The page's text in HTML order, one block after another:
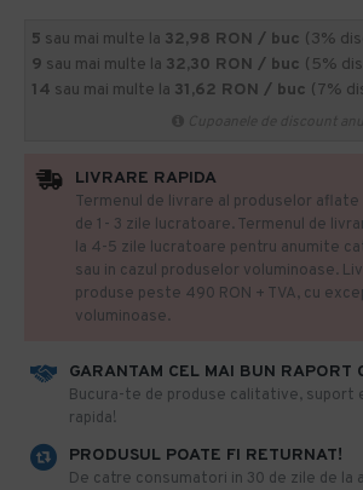
5 sau mai multe la 32,98 RON / buc (3%
9 sau mai multe la 32,30 RON / buc (5%
14 sau mai multe la 31,62 RON / buc (7%
GARANTAM CEL MAI BUN RAPORT
​Bucura-te de produse calitative, suport
rapida!
PRODUSUL POATE FI RETURNAT!
De catre consumatori in 30 de zile de la
LIVRARE RAPIDA
Termenul de livrare al produselor
de 1- 3 zile lucratoare. Termenul de
la 4-5 zile lucratoare pentru anumite
sau in cazul produselor voluminoase.
produse peste 490 RON + TVA, cu
voluminoase.